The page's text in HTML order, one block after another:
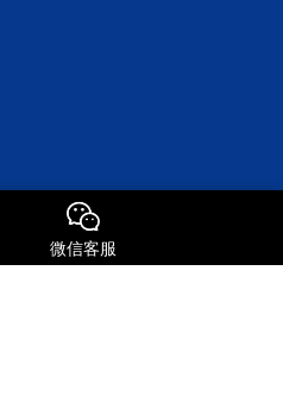
微信客服